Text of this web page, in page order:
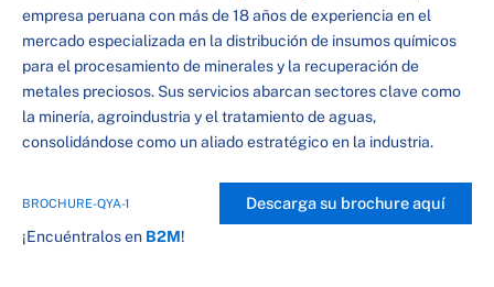
empresa peruana con más de 18 años de experiencia en el
mercado especializada en la distribución de insumos químicos
para el procesamiento de minerales y la recuperación de
metales preciosos. Sus servicios abarcan sectores clave como
la minería, agroindustria y el tratamiento de aguas,
consolidándose como un aliado estratégico en la industria.
BROCHURE-QYA-1 Descarga su brochure aquí
¡Encuéntralos en B2M!